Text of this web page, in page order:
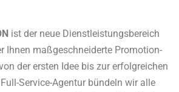
ist der neue Dienstleistungsbereich
Ihnen maßgeschneiderte Promotion-
der ersten Idee bis zur erfolgreichen
Service-Agentur bündeln wir alle